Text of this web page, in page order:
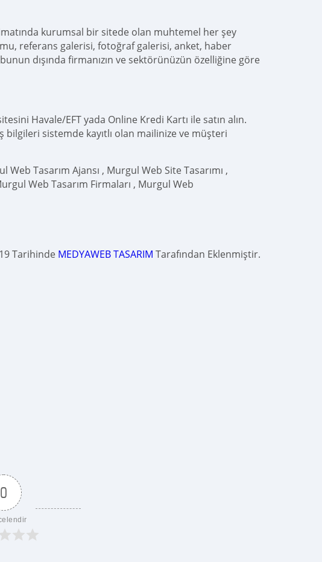
kurumsal bir sitede olan muhtemel her şey
referans galerisi, fotoğraf galerisi, anket, haber
dışında firmanızın ve sektörünüzün özelliğine göre
Havale/EFT yada Online Kredi Kartı ile satın alın.
sistemde kayıtlı olan mailinize ve müşteri
Tasarım Ajansı , Murgul Web Site Tasarımı ,
Web Tasarım Firmaları , Murgul Web
Tarihinde MEDYAWEB TASARIM Tarafından Eklenmiştir.
0